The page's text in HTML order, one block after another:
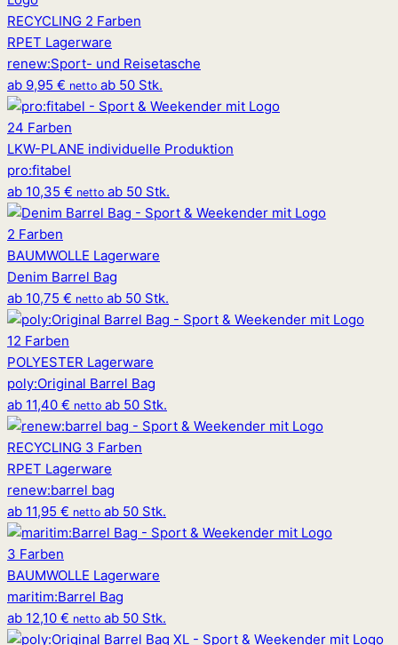
RECYCLING 2 Farben
RPET Lagerware
renew:Sport- und Reisetasche
ab 9,95 € netto ab 50 Stk.
24 Farben
LKW-PLANE individuelle Produktion
pro:fitabel
ab 10,35 € netto ab 50 Stk.
2 Farben
BAUMWOLLE Lagerware
Denim Barrel Bag
ab 10,75 € netto ab 50 Stk.
12 Farben
POLYESTER Lagerware
poly:Original Barrel Bag
ab 11,40 € netto ab 50 Stk.
RECYCLING 3 Farben
RPET Lagerware
renew:barrel bag
ab 11,95 € netto ab 50 Stk.
3 Farben
BAUMWOLLE Lagerware
maritim:Barrel Bag
ab 12,10 € netto ab 50 Stk.